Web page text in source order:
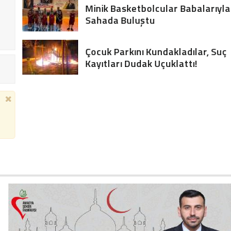
Minik Basketbolcular Babalarıyla
Sahada Buluştu
Çocuk Parkını Kundakladılar, Suç
Kayıtları Dudak Uçuklattı!